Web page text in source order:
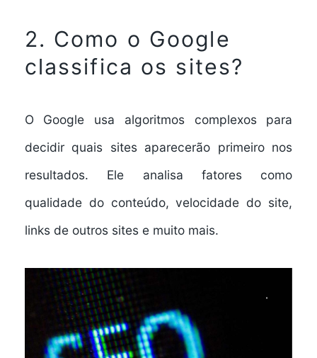
2. Como o Google
classifica os sites?
O Google usa algoritmos complexos para
decidir quais sites aparecerão primeiro nos
resultados. Ele analisa fatores como
qualidade do conteúdo, velocidade do site,
links de outros sites e muito mais.